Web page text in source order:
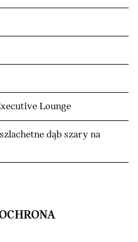
Lounge
dąb szary na